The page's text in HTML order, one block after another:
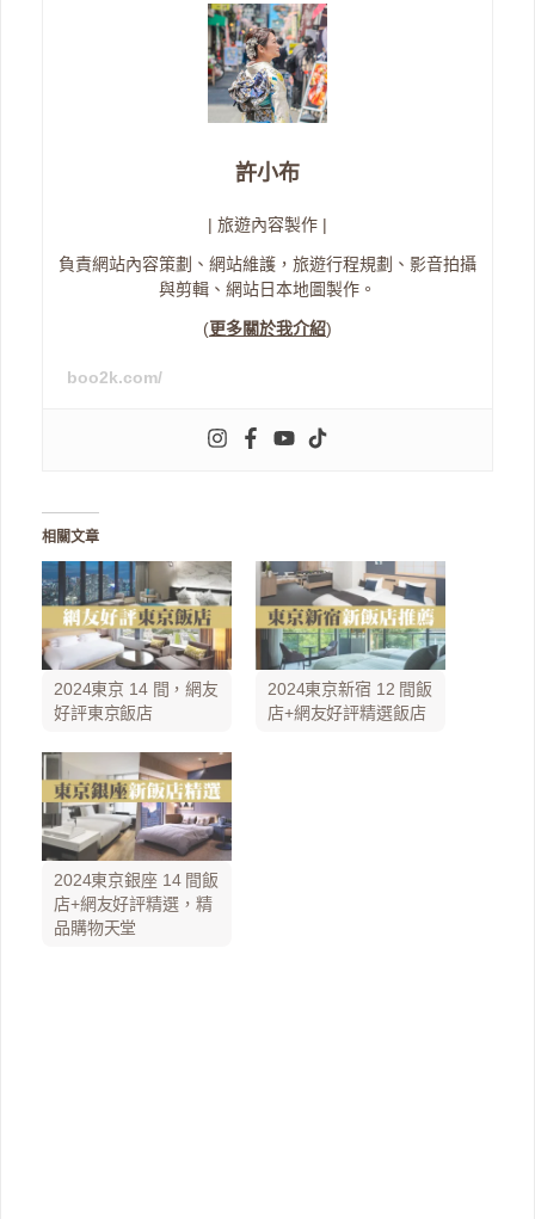
許小布
| 旅遊內容製作 |
負責網站內容策劃、網站維護，旅遊行程規劃、影音拍攝
與剪輯、網站日本地圖製作。
(更多關於我介紹)
boo2k.com/
相關文章
2024東京 14 間，網友
好評東京飯店
2024東京新宿 12 間飯
店+網友好評精選飯店
2024東京銀座 14 間飯
店+網友好評精選，精
品購物天堂